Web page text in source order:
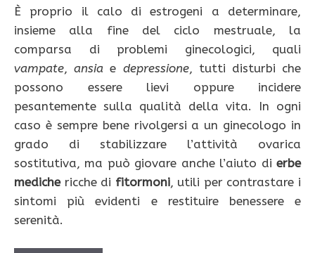
È proprio il calo di estrogeni a determinare,
insieme alla fine del ciclo mestruale, la
comparsa di problemi ginecologici, quali
vampate,ansia e depressione, tutti disturbi che
possono essere lievi oppure incidere
pesantemente sulla qualità della vita. In ogni
caso è sempre bene rivolgersi a un ginecologo in
grado di stabilizzare l’attività ovarica
sostitutiva, ma può giovare anche l’aiuto di erbe
medichericche di fitormoni, utili per contrastare i
sintomi più evidenti e restituire benessere e
serenità.